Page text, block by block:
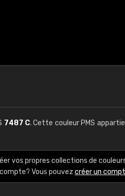
7487 C. Cette couleur PMS
vos propres collections de
Vous pouvez créer un